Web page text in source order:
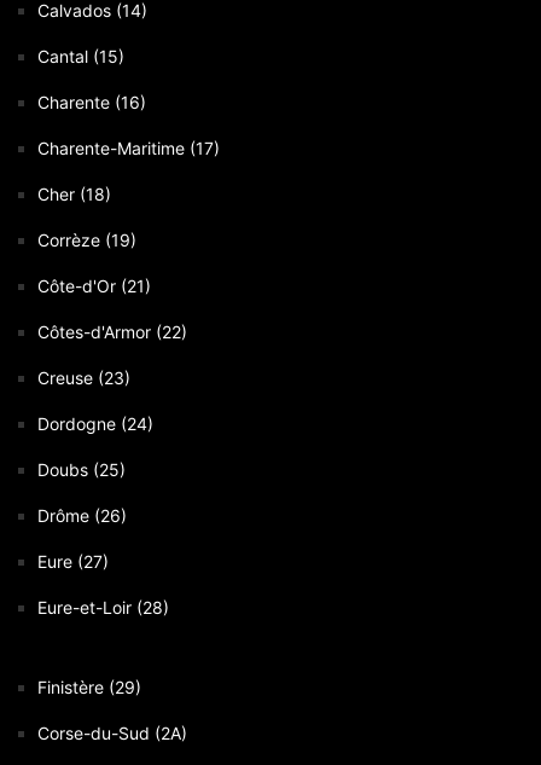
Calvados (14)
Cantal (15)
Charente (16)
Charente-Maritime (17)
Cher (18)
Corrèze (19)
Côte-d'Or (21)
Côtes-d'Armor (22)
Creuse (23)
Dordogne (24)
Doubs (25)
Drôme (26)
Eure (27)
Eure-et-Loir (28)
Finistère (29)
Corse-du-Sud (2A)